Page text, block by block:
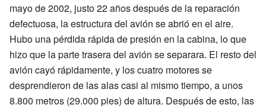
mayo de 2002, justo 22 años después de la reparación
defectuosa, la estructura del avión se abrió en el aire.
Hubo una pérdida rápida de presión en la cabina, lo que
hizo que la parte trasera del avión se separara. El resto del
avión cayó rápidamente, y los cuatro motores se
desprendieron de las alas casi al mismo tiempo, a unos
8.800 metros (29.000 pies) de altura. Después de esto, las